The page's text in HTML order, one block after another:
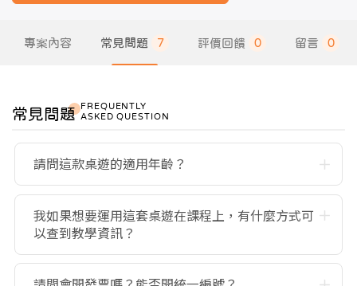
專案內容 常見問題 7 評價回饋 0 留言 0
常見問題FREQUENTLY
ASKED QUESTION
請問這款桌遊的適用年齡？
我如果想要運用這套桌遊在課程上，有什麼方式可
以查到教學資訊？